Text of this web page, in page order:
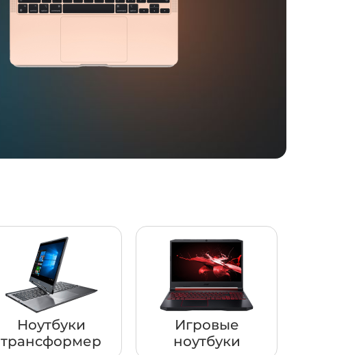
Ноутбуки
трансформер
Игровые
ноутбуки